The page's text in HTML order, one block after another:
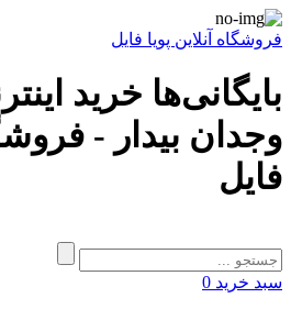
فروشگاه آنلاین پویا فایل
بایگانی‌ها خرید
وجدان بیدار -
فایل
سبد خرید 0